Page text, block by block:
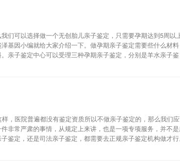
们可以选择做一个无创胎儿亲子鉴定，只需要孕期达到5周以
基因小编就给大家介绍一下。做孕期亲子鉴定需要些什么材料
亲子鉴定中心可以受理三种孕期亲子鉴定，分别是羊水亲子鉴
，医院普遍都没有鉴定资质所以不做亲子鉴定的，那么我们
非常严肃的事情，从规定上来讲，也是一项专项服务，并不
定，还是司法亲子鉴定，都需要去正规亲子鉴定机构做才行